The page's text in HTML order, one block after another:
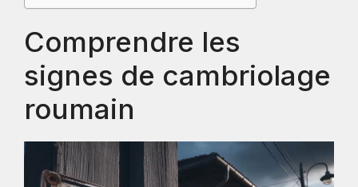
Comprendre les
signes de cambriolage
roumain